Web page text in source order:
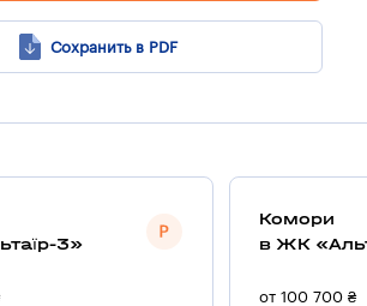
Сохранить в PDF
3»
Комори
в ЖК
от 100 700 ₴